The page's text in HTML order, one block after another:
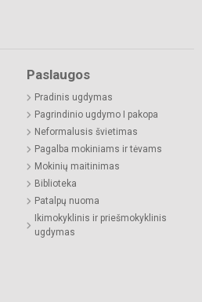
Paslaugos
Pradinis ugdymas
Pagrindinio ugdymo I pakopa
Neformalusis švietimas
Pagalba mokiniams ir tėvams
Mokinių maitinimas
Biblioteka
Patalpų nuoma
Ikimokyklinis ir priešmokyklinis
ugdymas